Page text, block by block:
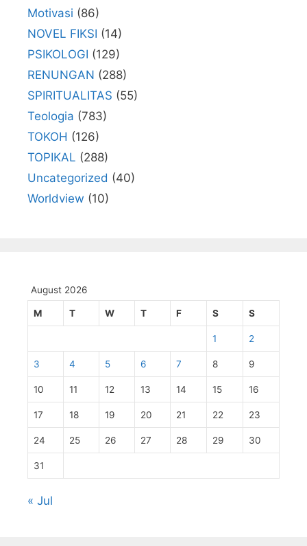
Motivasi (86)
NOVEL FIKSI (14)
PSIKOLOGI (129)
RENUNGAN (288)
SPIRITUALITAS (55)
Teologia (783)
TOKOH (126)
TOPIKAL (288)
Uncategorized (40)
Worldview (10)
August 2026
M T W T F S S
1 2
3 4 5 6 7 8 9
10 11 12 13 14 15 16
17 18 19 20 21 22 23
24 25 26 27 28 29 30
31
« Jul